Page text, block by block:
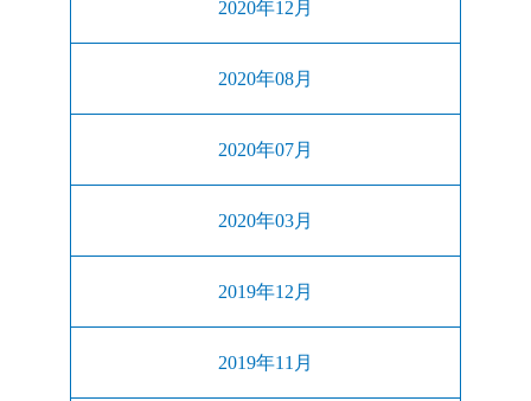
2020年12月
2020年08月
2020年07月
2020年03月
2019年12月
2019年11月